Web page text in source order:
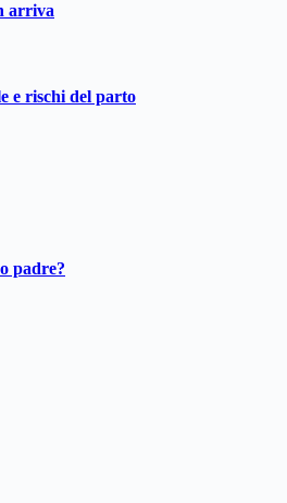
arriva
e rischi del parto
padre?